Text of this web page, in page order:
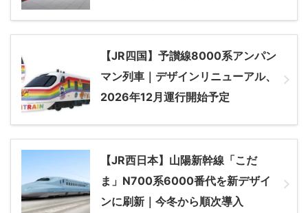
【JR四国】予讃線8000系アンパン
マン列車｜デザインリニューアル、
2026年12月運行開始予定
【JR西日本】山陽新幹線「こだ
ま」N700系6000番代を新デザイ
ンに刷新｜今冬から順次導入